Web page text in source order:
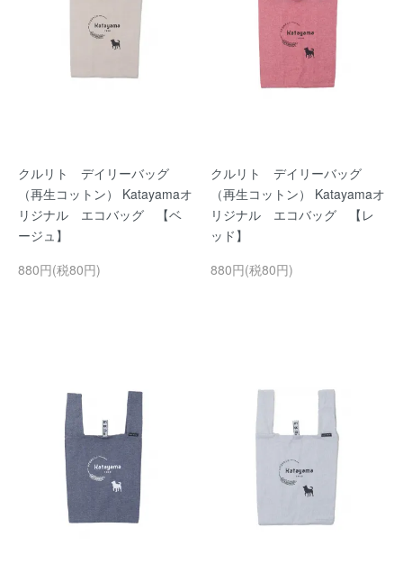
クルリト デイリーバッグ
（再生コットン） Katayamaオ
リジナル エコバッグ 【ベ
ージュ】
880円(税80円)
クルリト デイリーバッグ
（再生コットン） Katayamaオ
リジナル エコバッグ 【レ
ッド】
880円(税80円)